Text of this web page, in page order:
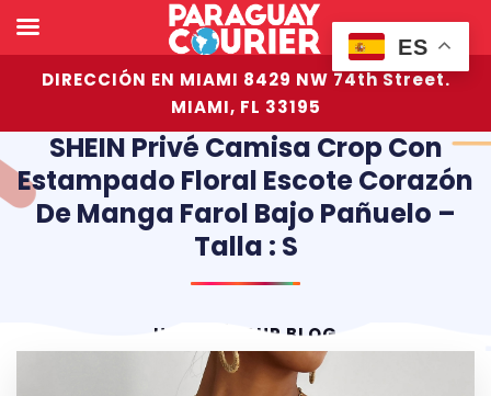
DIRECCIÓN EN MIAMI 8429 NW 74th Street.
MIAMI, FL 33195
SHEIN Privé Camisa Crop Con
Estampado Floral Escote Corazón
De Manga Farol Bajo Pañuelo –
Talla : S
HOME OUR BLOG
ES